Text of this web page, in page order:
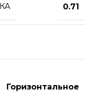
0.71
Горизонтальное